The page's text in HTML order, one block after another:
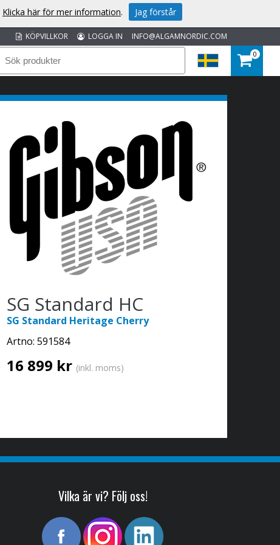
INFO@ALGAMNORDIC.COM
LOGGA IN
KÖPVILLKOR
0
SG Standard HC
SG Standard Heritage Cherry
Artno: 591584
16 899 kr (inkl. moms)
Vilka är vi? Följ oss!
Klicka här för mer information. Jag förstår